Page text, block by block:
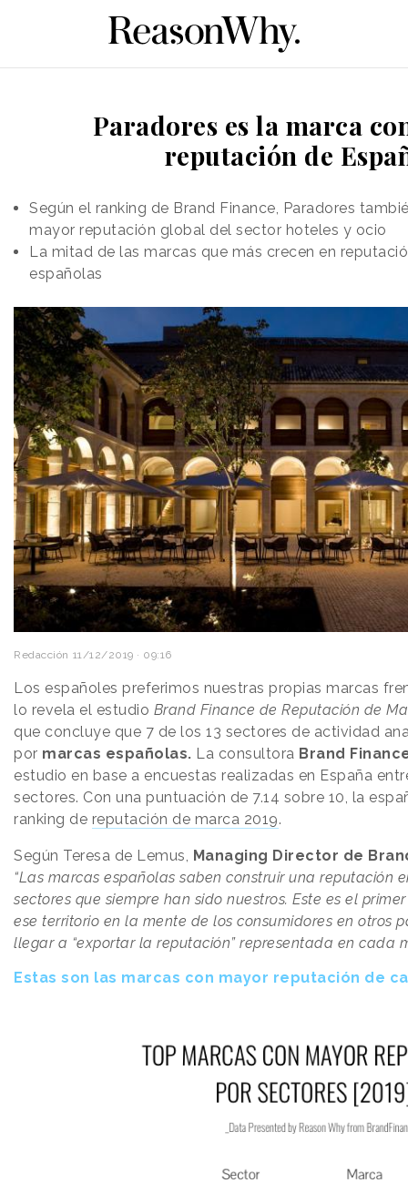
Paradores es la marca
reputación de
Según el ranking de Brand Finance, Paradores
mayor reputación global del sector hoteles y ocio
La mitad de las marcas que más crecen en
españolas
Redacción 11/12/2019 · 09:16
Los españoles preferimos nuestras propias marcas
lo revela el estudio Brand Finance de Reputación de
que concluye que 7 de los 13 sectores de actividad
por marcas españolas. La consultora Brand
estudio en base a encuestas realizadas en España
sectores. Con una puntuación de 7.14 sobre 10, la
ranking de reputación de marca 2019.
Según Teresa de Lemus, Managing Director de
“Las marcas españolas saben construir una reputación
sectores que siempre han sido nuestros. Este es el
ese territorio en la mente de los consumidores en otros
llegar a “exportar la reputación” representada en cada
Estas son las marcas con mayor reputación de